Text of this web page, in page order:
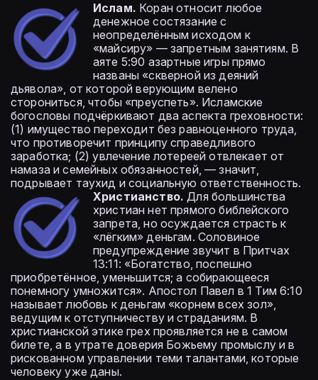
Ислам. Коран относит любое
денежное состязание с
неопределённым исходом к
«майсиру» — запретным занятиям. В
аяте 5:90 азартные игры прямо
названы «скверной из деяний
дьявола», от которой верующим велено
сторониться, чтобы «преуспеть». Исламские
богословы подчёркивают два аспекта греховности:
(1) имущество переходит без равноценного труда,
что противоречит принципу справедливого
заработка; (2) увлечение лотереей отвлекает от
намаза и семейных обязанностей, — значит,
подрывает таухид и социальную ответственность.
Христианство. Для большинства
христиан нет прямого библейского
запрета, но осуждается страсть к
«лёгким» деньгам. Соловиное
предупреждение звучит в Притчах
13:11: «Богатство, поспешно
приобретённое, уменьшится; а собирающееся
понемногу умножится». Апостол Павел в 1 Тим 6:10
называет любовь к деньгам «корнем всех зол»,
ведущим к отступничеству и страданиям. В
христианской этике грех проявляется не в самом
билете, а в утрате доверия Божьему промыслу и в
рискованном управлении теми талантами, которые
человеку уже даны.